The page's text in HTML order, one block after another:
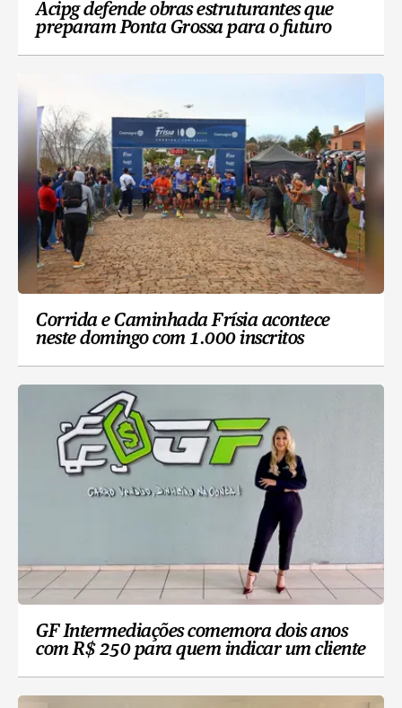
Acipg defende obras estruturantes que
preparam Ponta Grossa para o futuro
Corrida e Caminhada Frísia acontece
neste domingo com 1.000 inscritos
GF Intermediações comemora dois anos
com R$ 250 para quem indicar um cliente